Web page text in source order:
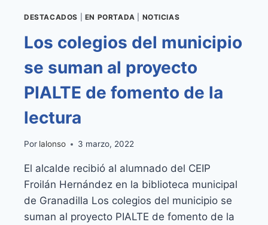
DESTACADOS EN PORTADA NOTICIAS
Los colegios del municipio
se suman al proyecto
PIALTE de fomento de la
lectura
Por lalonso 3 marzo, 2022
El alcalde recibió al alumnado del CEIP
Froilán Hernández en la biblioteca municipal
de Granadilla Los colegios del municipio se
suman al proyecto PIALTE de fomento de la